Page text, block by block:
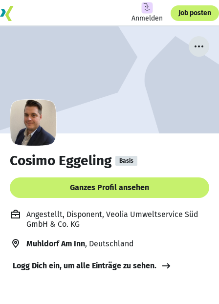
Anmelden
Job posten
Cosimo Eggeling Basis
Ganzes Profil ansehen
Angestellt, Disponent, Veolia Umweltservice Süd
GmbH & Co. KG
Muhldorf Am Inn, Deutschland
Logg Dich ein, um alle Einträge zu sehen.